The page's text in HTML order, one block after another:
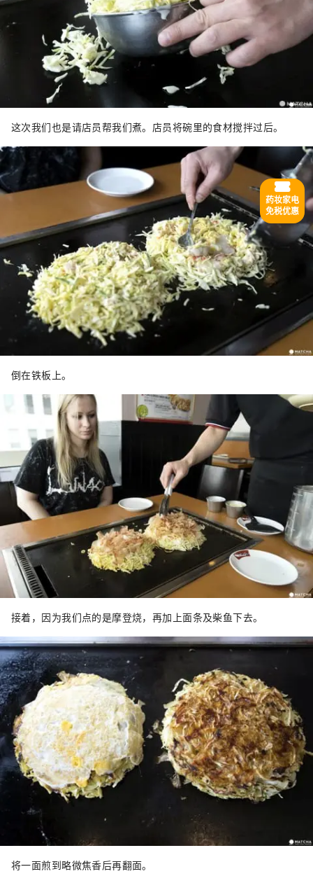
这次我们也是请店员帮我们煮。店员将碗里的食材搅拌过后。
倒在铁板上。
接着，因为我们点的是摩登烧，再加上面条及柴鱼下去。
将一面煎到略微焦香后再翻面。
药妆家电
免税优惠